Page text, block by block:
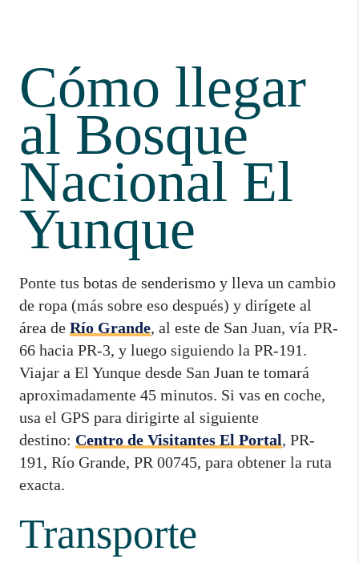
Cómo llegar
al Bosque
Nacional El
Yunque
Ponte tus botas de senderismo y lleva un cambio
de ropa (más sobre eso después) y dirígete al
área de Río Grande, al este de San Juan, vía PR-
66 hacia PR-3, y luego siguiendo la PR-191.
Viajar a El Yunque desde San Juan te tomará
aproximadamente 45 minutos. Si vas en coche,
usa el GPS para dirigirte al siguiente
destino: Centro de Visitantes El Portal, PR-
191, Río Grande, PR 00745, para obtener la ruta
exacta.
Transporte